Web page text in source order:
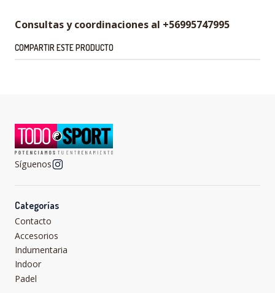
Consultas y coordinaciones al +56995747995
COMPARTIR ESTE PRODUCTO
Síguenos
Categorías
Contacto
Accesorios
Indumentaria
Indoor
Padel